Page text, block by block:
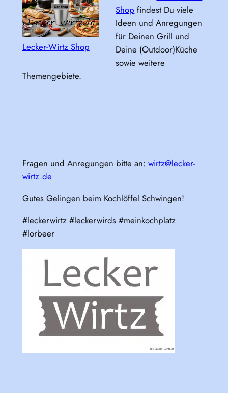
Lecker-Wirtz Shop
Shop findest Du viele
Ideen und Anregungen
für Deinen Grill und
Deine (Outdoor)Küche
sowie weitere
Themengebiete.
Fragen und Anregungen bitte an: wirtz@lecker-
wirtz.de
Gutes Gelingen beim Kochlöffel Schwingen!
#leckerwirtz #leckerwirds #meinkochplatz
#lorbeer